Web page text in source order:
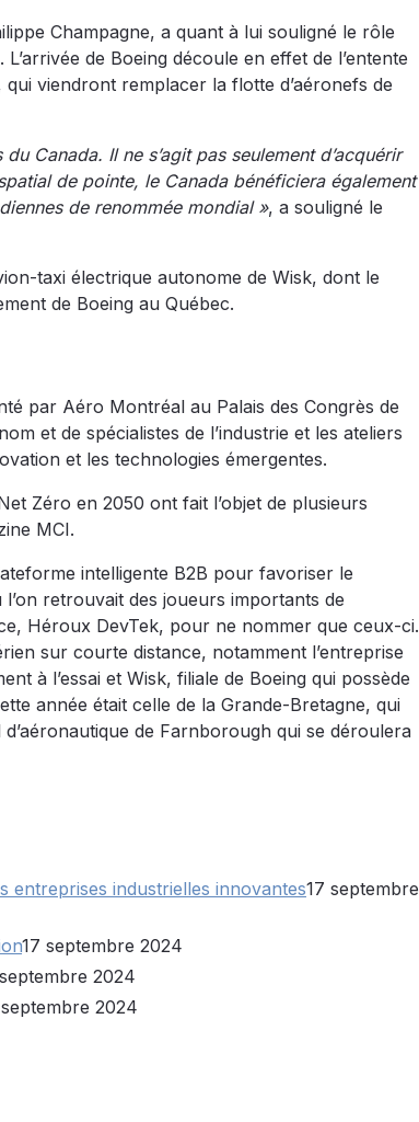
Champagne, a quant à lui souligné le rôle
de Boeing découle en effet de l’entente
viendront remplacer la flotte d’aéronefs de
Canada. Il ne s’agit pas seulement d’acquérir
de pointe, le Canada bénéficiera également
de renommée mondial », a souligné le
taxi électrique autonome de Wisk, dont le
de Boeing au Québec.
par Aéro Montréal au Palais des Congrès de
et de spécialistes de l’industrie et les ateliers
et les technologies émergentes.
Zéro en 2050 ont fait l’objet de plusieurs
MCI.
intelligente B2B pour favoriser le
retrouvait des joueurs importants de
Héroux DevTek, pour ne nommer que ceux-ci.
sur courte distance, notamment l’entreprise
à l’essai et Wisk, filiale de Boeing qui possède
année était celle de la Grande-Bretagne, qui
de Farnborough qui se déroulera
industrielles innovantes17 septembre
17 septembre 2024
2024
2024